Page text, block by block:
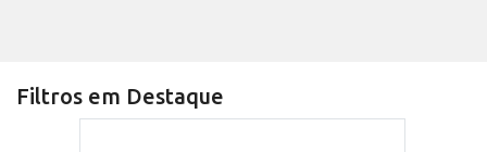
Filtros em Destaque